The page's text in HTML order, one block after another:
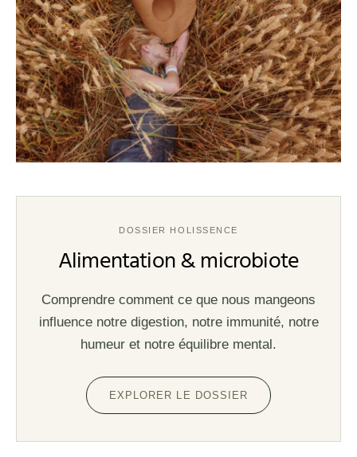
DOSSIER HOLISSENCE
Alimentation & microbiote
Comprendre comment ce que nous mangeons
influence notre digestion, notre immunité, notre
humeur et notre équilibre mental.
EXPLORER LE DOSSIER